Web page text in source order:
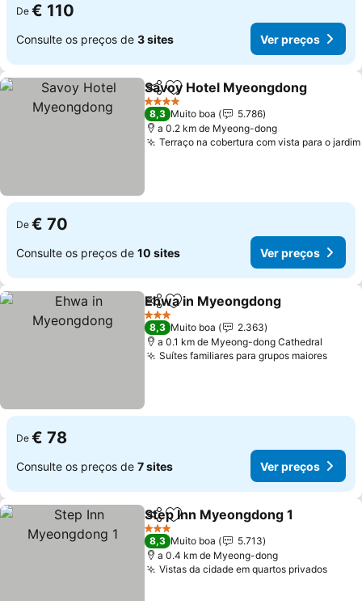
De € 110
Consulte os preços de 3 sites Ver preços
PartilharAdicionar aos favoritos
Savoy Hotel Myeongdong
4 Estrelas
8,3 Muito boa
5.786
a 0.2 km de Myeong-dong
Terraço na cobertura com vista para o jardim
De € 70
Consulte os preços de 10 sites Ver preços
PartilharAdicionar aos favoritos
Ehwa in Myeongdong
3 Estrelas
8,3 Muito boa
2.363
a 0.1 km de Myeong-dong Cathedral
Suítes familiares para grupos maiores
De € 78
Consulte os preços de 7 sites Ver preços
PartilharAdicionar aos favoritos
Step Inn Myeongdong 1
3 Estrelas
8,3 Muito boa
5.713
a 0.4 km de Myeong-dong
Vistas da cidade em quartos privados